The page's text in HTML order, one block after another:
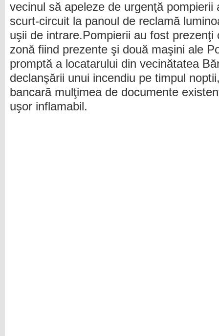
vecinul să apeleze de urgenţă pompierii
scurt-circuit la panoul de reclamă
uşii de intrare.Pompierii au fost
zonă fiind prezente şi două maşini ale
promptă a locatarului din vecinătatea
declanşării unui incendiu pe timpul
bancară mulţimea de documente
uşor inflamabil.